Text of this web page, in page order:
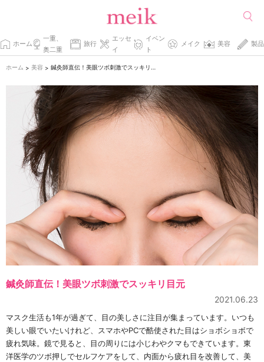
ホーム
一重、
奥二重
旅行
エッセ
イ
イベン
ト
メイク 美容 製品
ホーム > 美容 > 鍼灸師直伝！美眼ツボ刺激でスッキリ目元
鍼灸師直伝！美眼ツボ刺激でスッキリ目元
2021.06.23
マスク生活も1年が過ぎて、目の美しさに注目が集まっています。いつも
美しい眼でいたいけれど、スマホやPCで酷使された目はショボショボで
疲れ気味。鏡で見ると、目の周りには小じわやクマもできています。東
洋医学のツボ押しでセルフケアをして、内面から疲れ目を改善して、美